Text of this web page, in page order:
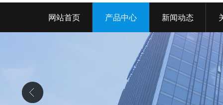
网站首页 产品中心 新闻动态